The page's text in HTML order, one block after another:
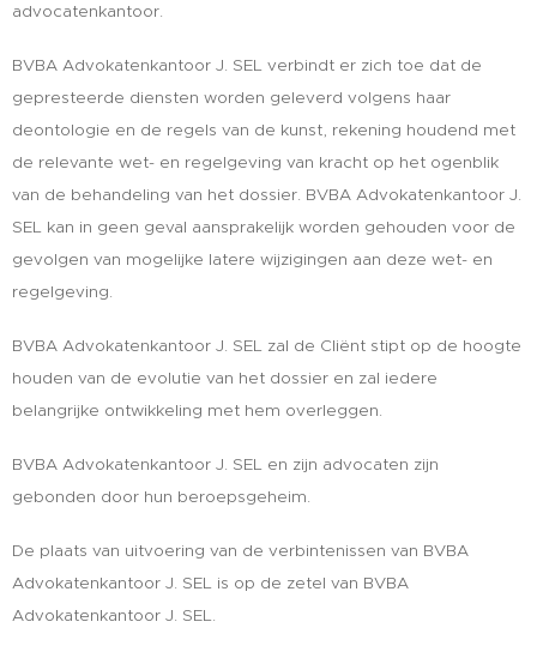
advocatenkantoor.
BVBA Advokatenkantoor J. SEL verbindt er zich toe dat de
gepresteerde diensten worden geleverd volgens haar
deontologie en de regels van de kunst, rekening houdend met
de relevante wet- en regelgeving van kracht op het ogenblik
van de behandeling van het dossier. BVBA Advokatenkantoor J.
SEL kan in geen geval aansprakelijk worden gehouden voor de
gevolgen van mogelijke latere wijzigingen aan deze wet- en
regelgeving.
BVBA Advokatenkantoor J. SEL zal de Cliënt stipt op de hoogte
houden van de evolutie van het dossier en zal iedere
belangrijke ontwikkeling met hem overleggen.
BVBA Advokatenkantoor J. SEL en zijn advocaten zijn
gebonden door hun beroepsgeheim.
De plaats van uitvoering van de verbintenissen van BVBA
Advokatenkantoor J. SEL is op de zetel van BVBA
Advokatenkantoor J. SEL.